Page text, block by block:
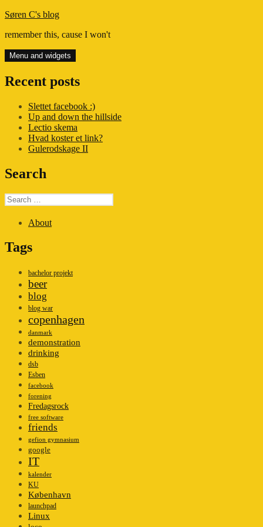
Skip
content
Søren C's blog
remember this, cause I won't
Menu and widgets
Recent posts
Slettet facebook :)
Up and down the hillside
Lectio skema
Hvad koster et link?
Gulerodskage II
Search
Search
for:
About
Tags
bachelor projekt
beer
blog
blog war
copenhagen
danmark
demonstration
drinking
dsb
Esben
facebook
forening
Fredagsrock
free software
friends
gefion gymnasium
google
IT
kalender
KU
København
launchpad
Linux